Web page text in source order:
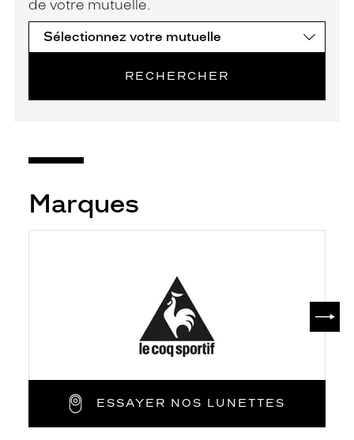
de votre mutuelle.
RECHERCHER
Marques
ESSAYER NOS LUNETTES